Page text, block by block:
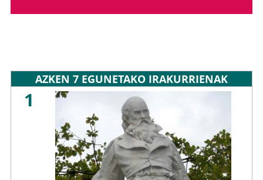
AZKEN 7 EGUNETAKO IRAKURRIENAK
1